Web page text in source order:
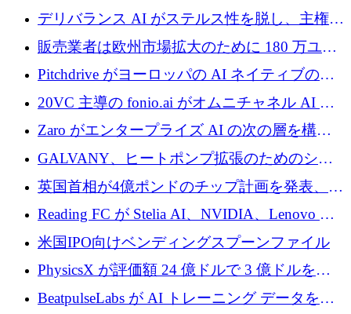
るために 110 万ユーロを適切に確保
デリバランス AI がステルス性を脱し、主権の
あるエンタープライズ AI を強化
販売業者は欧州市場拡大のために 180 万ユー
ロを確保
Pitchdrive がヨーロッパの AI ネイティブの創
業者を支援するために 6,000 万ユーロを調達
20VC 主導の fonio.ai がオムニチャネル AI プ
ラットフォームのために 1,700 万ドルを調達
Zaro がエンタープライズ AI の次の層を構築
するために 510 万ドルを獲得
GALVANY、ヒートポンプ拡張のためのシー
ドラウンドで1,000万ユーロを確保
英国首相が4億ポンドのチップ計画を発表、英
国の新興企業は「ここで拡大」し「ここに留
まる」
Reading FC が Stelia AI、NVIDIA、Lenovo と
協力して AI Center of Excellence を立ち上げ
米国IPO向けベンディングスプーンファイル
PhysicsX が評価額 24 億ドルで 3 億ドルを調
達
BeatpulseLabs が AI トレーニング データを拡